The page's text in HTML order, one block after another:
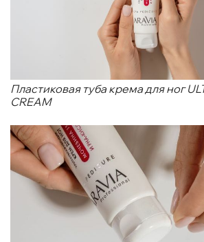
Пластиковая туба крема для ног
CREAM